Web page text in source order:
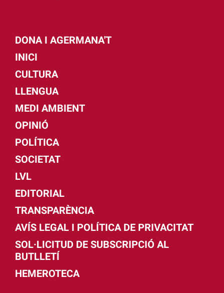
DONA I AGERMANA'T
INICI
CULTURA
LLENGUA
MEDI AMBIENT
OPINIÓ
POLÍTICA
SOCIETAT
LVL
EDITORIAL
TRANSPARÈNCIA
AVÍS LEGAL I POLÍTICA DE PRIVACITAT
SOL·LICITUD DE SUBSCRIPCIÓ AL
BUTLLETÍ
HEMEROTECA